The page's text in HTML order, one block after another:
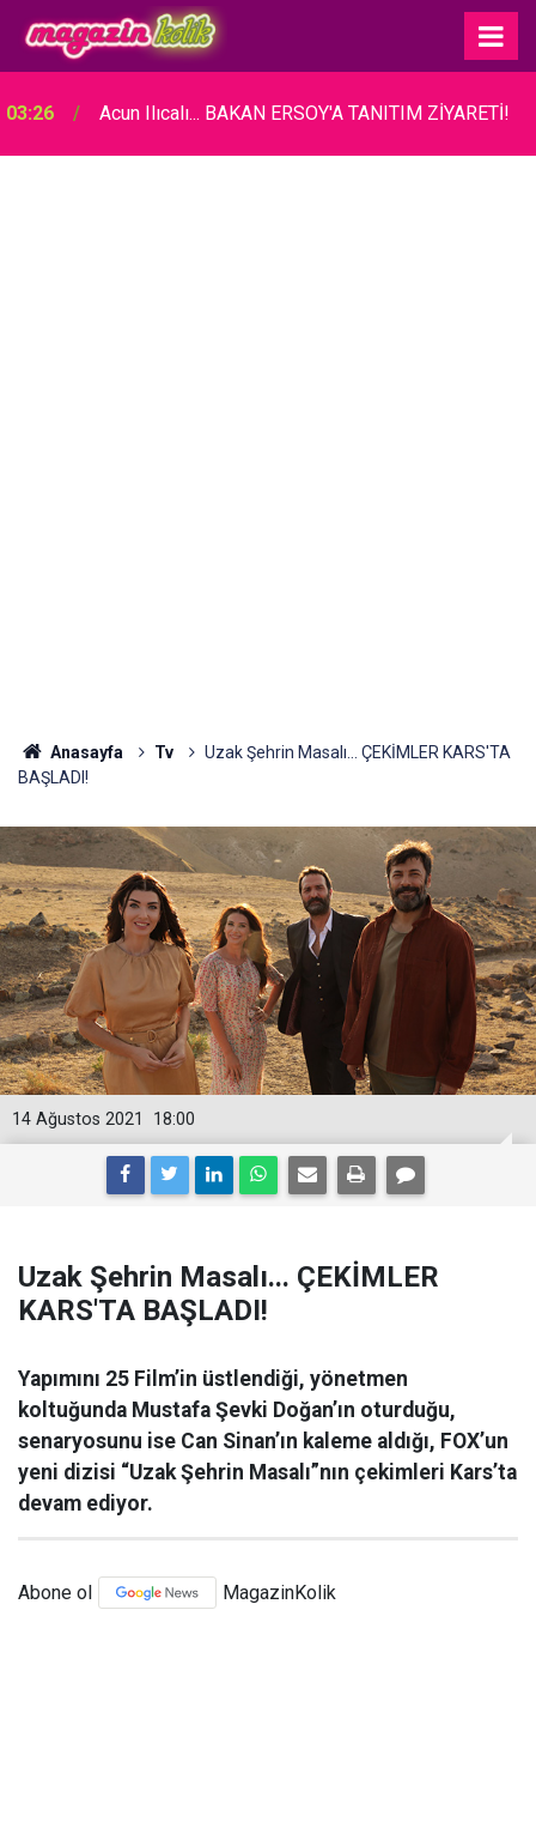
03:26 Acun Ilıcalı... BAKAN ERSOY'A TANITIM ZİYARETİ!
Anasayfa Tv
Uzak Şehrin Masalı... ÇEKİMLER KARS'TA
BAŞLADI!
18:00
14 Ağustos 2021
Uzak Şehrin Masalı... ÇEKİMLER
KARS'TA BAŞLADI!
Yapımını 25 Film’in üstlendiği, yönetmen
koltuğunda Mustafa Şevki Doğan’ın oturduğu,
senaryosunu ise Can Sinan’ın kaleme aldığı, FOX’un
yeni dizisi “Uzak Şehrin Masalı”nın çekimleri Kars’ta
devam ediyor.
Abone ol MagazinKolik